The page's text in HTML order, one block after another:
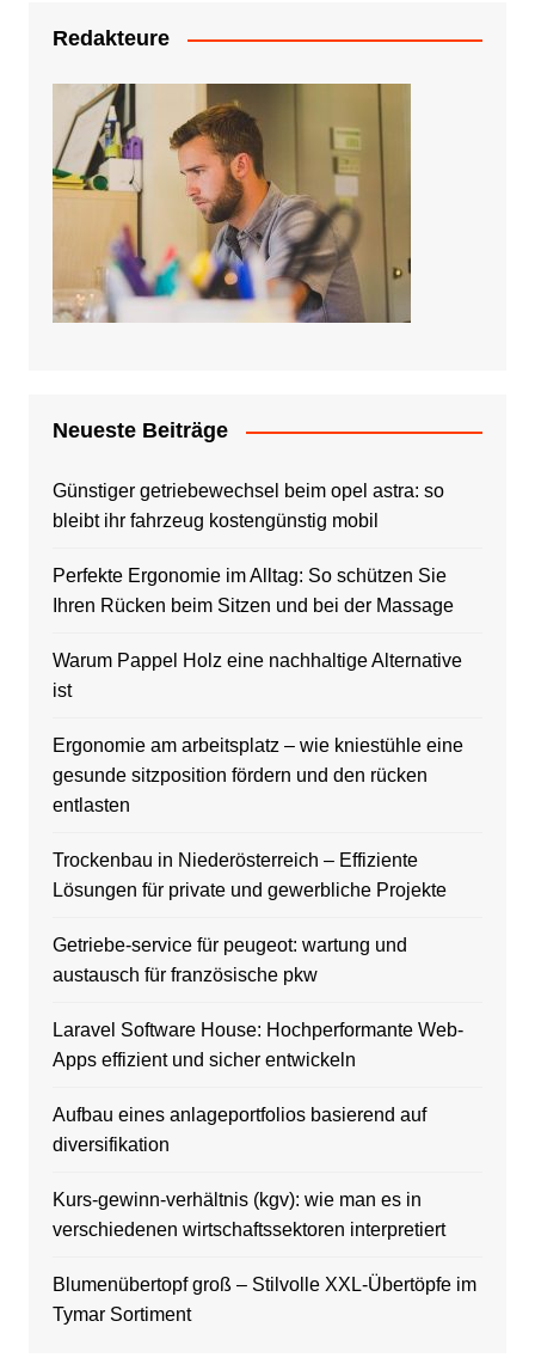
Redakteure
Neueste Beiträge
Günstiger getriebewechsel beim opel astra: so
bleibt ihr fahrzeug kostengünstig mobil
Perfekte Ergonomie im Alltag: So schützen Sie
Ihren Rücken beim Sitzen und bei der Massage
Warum Pappel Holz eine nachhaltige Alternative
ist
Ergonomie am arbeitsplatz – wie kniestühle eine
gesunde sitzposition fördern und den rücken
entlasten
Trockenbau in Niederösterreich – Effiziente
Lösungen für private und gewerbliche Projekte
Getriebe-service für peugeot: wartung und
austausch für französische pkw
Laravel Software House: Hochperformante Web-
Apps effizient und sicher entwickeln
Aufbau eines anlageportfolios basierend auf
diversifikation
Kurs-gewinn-verhältnis (kgv): wie man es in
verschiedenen wirtschaftssektoren interpretiert
Blumenübertopf groß – Stilvolle XXL-Übertöpfe im
Tymar Sortiment